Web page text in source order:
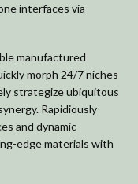
interfaces via
manufactured
morph 24/7 niches
strategize ubiquitous
Rapidiously
and dynamic
edge materials with